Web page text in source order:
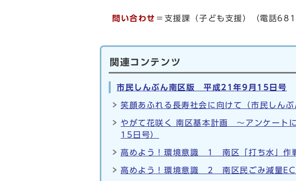
問い合わせ ＝支援課（子ども支援）（電話
関連コンテンツ
市民しんぶん南区版 平成21年9月15日号
笑顔あふれる長寿社会に向けて（市民しん
やがて花咲く 南区基本計画 ～アンケート
15日号）
高めよう！環境意識 1 南区「打ち水」作
高めよう！環境意識 2 南区民ごみ減量